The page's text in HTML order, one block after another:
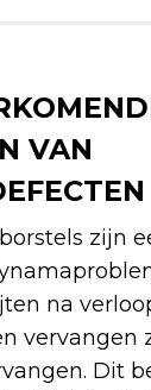
VAN
zijn
na
vervangen
Dit